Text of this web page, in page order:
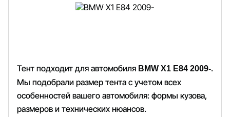
Тент подходит для автомобиля BMW X1 E84 2009-.
Мы подобрали размер тента с учетом всех
особенностей вашего автомобиля: формы кузова,
размеров и технических нюансов.